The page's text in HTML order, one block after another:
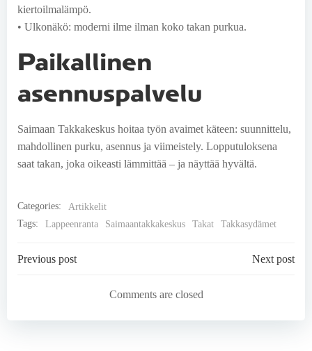
kiertoilmalämpö.
• Ulkonäkö: moderni ilme ilman koko takan purkua.
Paikallinen
asennuspalvelu
Saimaan Takkakeskus hoitaa työn avaimet käteen: suunnittelu,
mahdollinen purku, asennus ja viimeistely. Lopputuloksena
saat takan, joka oikeasti lämmittää – ja näyttää hyvältä.
Categories:
Artikkelit
Tags:
Lappeenranta Saimaantakkakeskus Takat Takkasydämet
Post
navigation
Previous post
navigation
Next post
Comments are closed